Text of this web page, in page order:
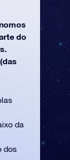
do
da
dos